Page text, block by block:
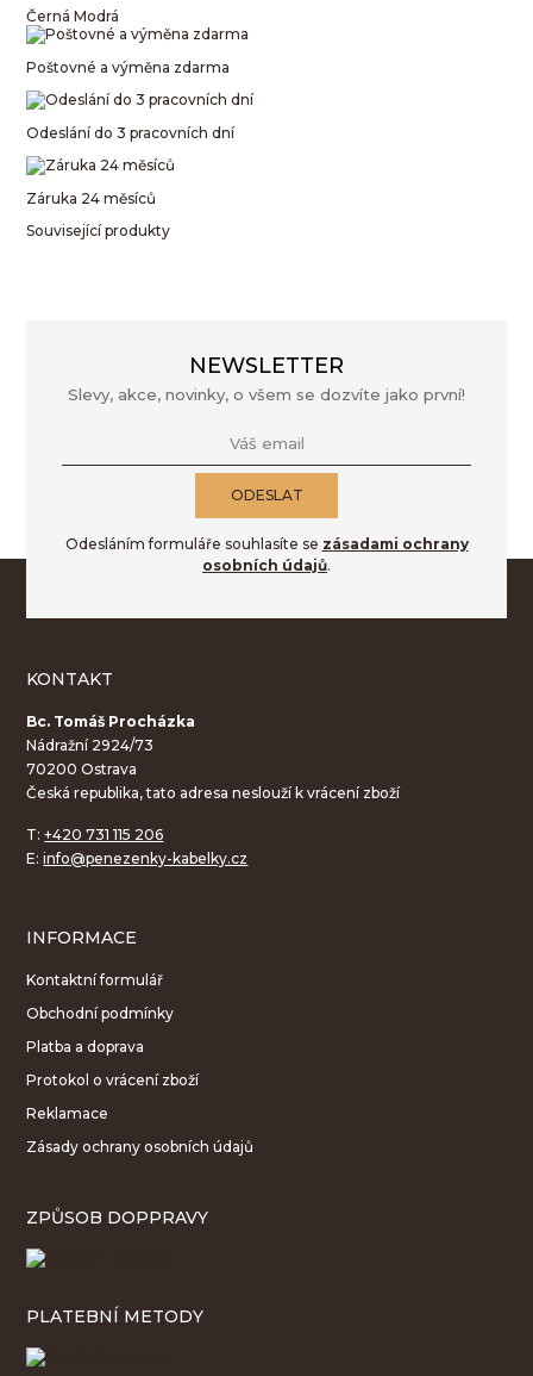
Černá Modrá
Poštovné a výměna zdarma
Odeslání do 3 pracovních dní
Záruka 24 měsíců
Související produkty
NEWSLETTER
Slevy, akce, novinky, o všem se dozvíte jako první!
Váš email
ODESLAT
Odesláním formuláře souhlasíte se zásadami ochrany
osobních údajů.
KONTAKT
Bc. Tomáš Procházka
Nádražní 2924/73
70200 Ostrava
Česká republika, tato adresa neslouží k vrácení zboží
T:+420 731 115 206
E:info@penezenky-kabelky.cz
INFORMACE
Kontaktní formulář
Obchodní podmínky
Platba a doprava
Protokol o vrácení zboží
Reklamace
Zásady ochrany osobních údajů
ZPŮSOB DOPPRAVY
PLATEBNÍ METODY